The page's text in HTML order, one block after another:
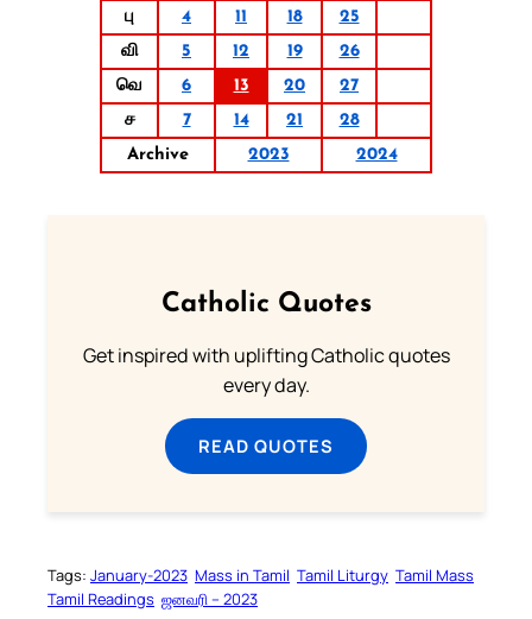
பு
4 11 18
25
வி
5 12 19
26
வெ
6 13 20
27
ச
7 14 21
28
Archive
2023 2024
Catholic Quotes
Get inspired with uplifting Catholic quotes
every day.
READ QUOTES
Tags: January-2023 Mass in Tamil Tamil Liturgy Tamil Mass
Tamil Readings ஜனவரி – 2023